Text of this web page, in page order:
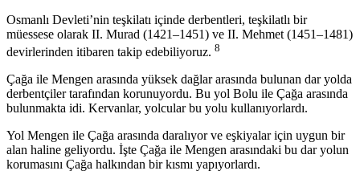
Osmanlı Devleti’nin teşkilatı içinde derbentleri, teşkilatlı bir
müessese olarak II. Murad (1421–1451) ve II. Mehmet (1451–1481)
devirlerinden itibaren takip edebiliyoruz. 8
Çağa ile Mengen arasında yüksek dağlar arasında bulunan dar yolda
derbentçiler tarafından korunuyordu. Bu yol Bolu ile Çağa arasında
bulunmakta idi. Kervanlar, yolcular bu yolu kullanıyorlardı.
Yol Mengen ile Çağa arasında daralıyor ve eşkiyalar için uygun bir
alan haline geliyordu. İşte Çağa ile Mengen arasındaki bu dar yolun
korumasını Çağa halkından bir kısmı yapıyorlardı.